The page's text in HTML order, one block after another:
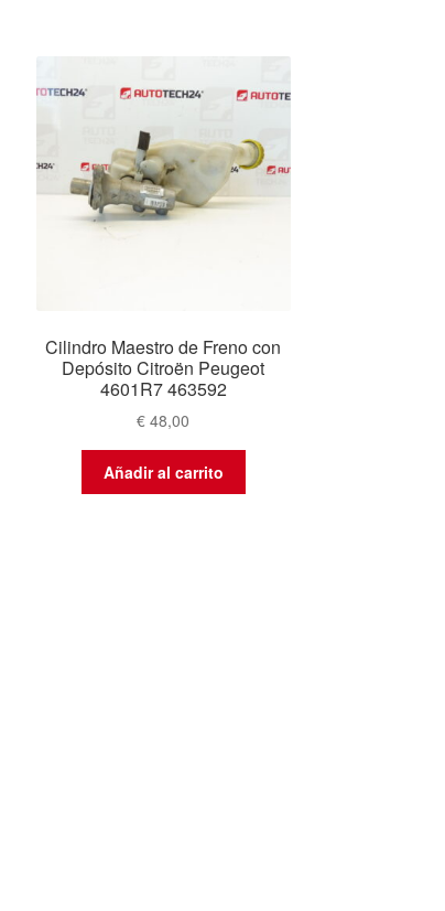
Cilindro Maestro de Freno con
Depósito Citroën Peugeot
4601R7 463592
€ 48,00
Añadir al carrito